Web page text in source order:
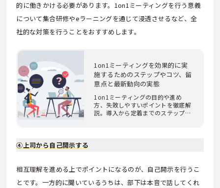
的に働きかける必要があります。1on1ミーティングを行う意義
について集合研修やeラーニングを通じて浸透させるなど、全
社的な対策を行うことをおすすめします。
1on1ミーティングを効果的に実
施するためのステップやコツ、留
意点と最新動向の実態
1on1ミーティングの目的や進め
方、失敗しやすいポイントを徹底解
説。導入から定着までのステップを
④上司から自己開示する
相互理解を進める上でポイントになるのが、自己開示を行うこ
とです。一方的に聞いているうちは、部下は本音で話してくれ